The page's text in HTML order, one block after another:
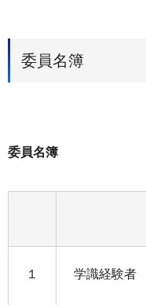
委員名簿
委員名簿
１ 学識経験者